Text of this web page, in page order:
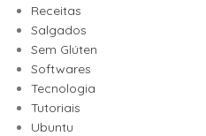
Receitas
Salgados
Sem Glúten
Softwares
Tecnologia
Tutoriais
Ubuntu